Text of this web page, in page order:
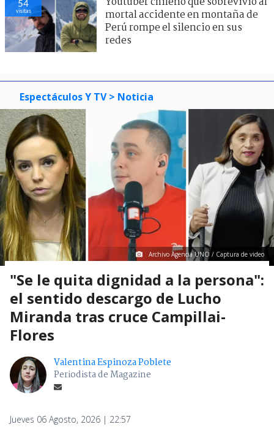
54
visitas
mortal accidente en montaña de
Perú rompe el silencio en sus
redes
Espectáculos Y TV > Noticia
Archivo Agencia UNO / Captura de video
"Se le quita dignidad a la persona":
el sentido descargo de Lucho
Miranda tras cruce Campillai-
Flores
Valentina Espinoza Poblete
Periodista de Magazine
Jueves 06 Agosto, 2026 | 22:57